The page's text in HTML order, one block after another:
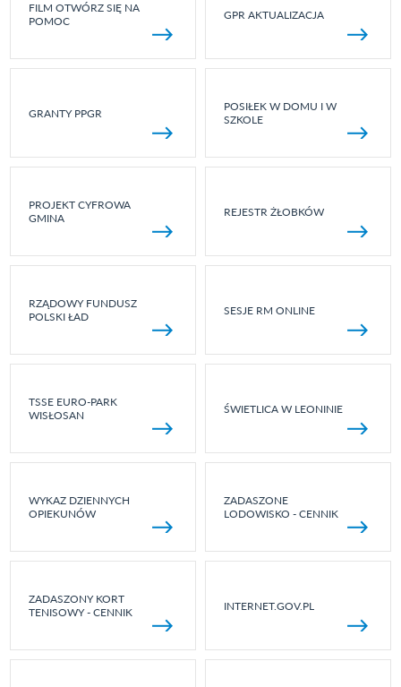
FILM OTWÓRZ SIĘ NA
POMOC
GPR AKTUALIZACJA
GRANTY PPGR
POSIŁEK W DOMU I W
SZKOLE
PROJEKT CYFROWA
GMINA
REJESTR ŻŁOBKÓW
RZĄDOWY FUNDUSZ
POLSKI ŁAD
SESJE RM ONLINE
TSSE EURO-PARK
WISŁOSAN
ŚWIETLICA W LEONINIE
WYKAZ DZIENNYCH
OPIEKUNÓW
ZADASZONE
LODOWISKO - CENNIK
ZADASZONY KORT
TENISOWY - CENNIK
INTERNET.GOV.PL